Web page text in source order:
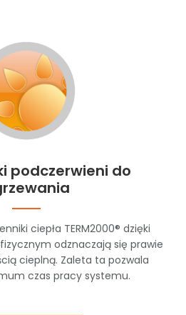
podczerwieni do
ciepła TERM2000® dzięki
odznaczają się prawie
cieplną. Zaleta ta pozwala
czas pracy systemu.